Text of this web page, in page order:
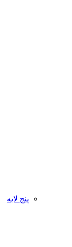
پنج لایه